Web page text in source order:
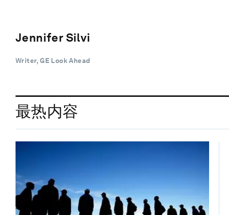
Jennifer Silvi
Writer, GE Look Ahead
最热内容